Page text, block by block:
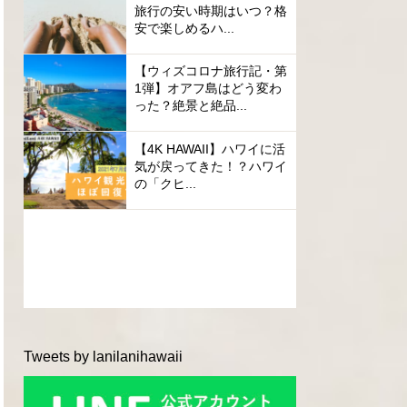
旅行の安い時期はいつ？格
安で楽しめるハ...
【ウィズコロナ旅行記・第
1弾】オアフ島はどう変わ
った？絶景と絶品...
【4K HAWAII】ハワイに活
気が戻ってきた！？ハワイ
の「クヒ...
Tweets by lanilanihawaii